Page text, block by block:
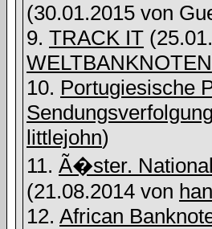
(30.01.2015 von
9. TRACK IT
WELTBANKNOTEN
10. Portugiesische
Sendungsverfolgung
littlejohn)
11. Ã�ster.
(21.08.2014 von
12. African